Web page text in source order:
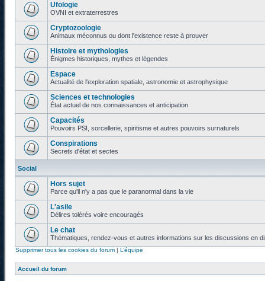
Ufologie
OVNI et extraterrestres
Cryptozoologie
Animaux méconnus ou dont l'existence reste à prouver
Histoire et mythologies
Énigmes historiques, mythes et légendes
Espace
Actualité de l'exploration spatiale, astronomie et astrophysique
Sciences et technologies
État actuel de nos connaissances et anticipation
Capacités
Pouvoirs PSI, sorcellerie, spiritisme et autres pouvoirs surnaturels
Conspirations
Secrets d'état et sectes
Social
Hors sujet
Parce qu'il n'y a pas que le paranormal dans la vie
L'asile
Délires tolérés voire encouragés
Le chat
Thématiques, rendez-vous et autres informations sur les discussions en
Supprimer tous les cookies du forum | L’équipe
Accueil du forum